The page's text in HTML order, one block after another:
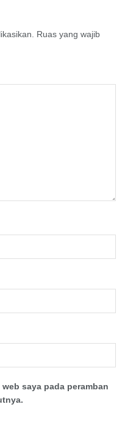
Ruas yang wajib
saya pada peramban